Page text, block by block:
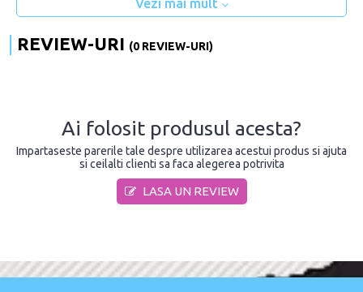
Vezi mai mult
REVIEW-URI (0 REVIEW-URI)
Ai folosit produsul acesta?
Impartaseste parerile tale despre utilizarea acestui produs si ajuta
si ceilalti clienti sa faca alegerea potrivita
LASA UN REVIEW